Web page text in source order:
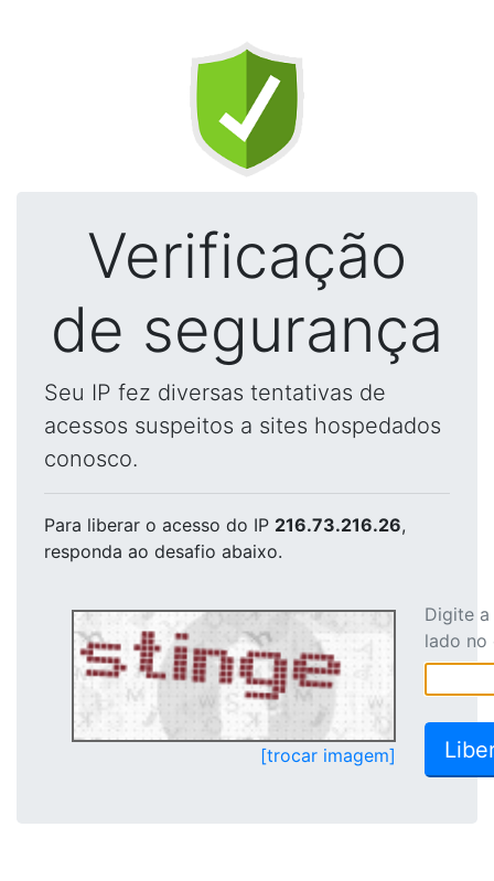
Verificação
de segurança
Seu IP fez diversas tentativas de
acessos suspeitos a sites hospedados
conosco.
Para liberar o acesso do IP 216.73.216.26,
responda ao desafio abaixo.
[trocar imagem]
Digite
lado no